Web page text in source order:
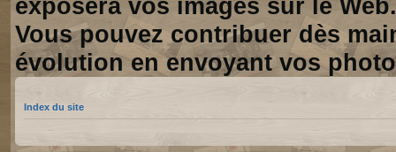
Vous pouvez contribuer dès
évolution en envoyant vos
Index du site